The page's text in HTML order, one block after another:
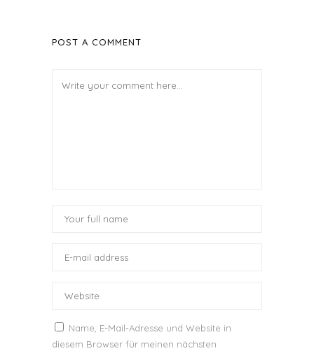
POST A COMMENT
Name, E-Mail-Adresse und Website in
diesem Browser für meinen nächsten